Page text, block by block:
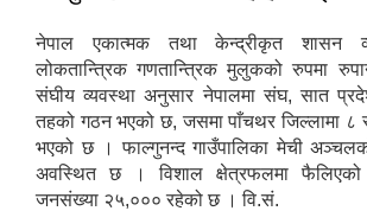
नेपाल एकात्मक तथा केन्द्रीकृत शासन
लोकतान्त्रिक गणतान्त्रिक मुलुकको रुपमा
संघीय व्यवस्था अनुसार नेपालमा संघ, सात
तहको गठन भएको छ, जसमा पाँचथर जिल्लामा ८
भएको छ । फाल्गुनन्द गाउँपालिका मेची
अवस्थित छ । विशाल क्षेत्रफलमा फैलिएको
जनसंख्या २५,००० रहेको छ । वि.सं.